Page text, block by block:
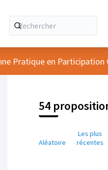
Pratique en Participation
54
Aléatoire
Les plus
récentes